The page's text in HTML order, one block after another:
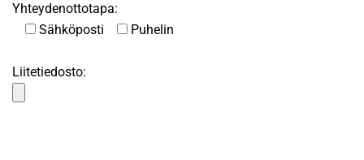
Yhteydenottotapa:
Sähköposti
Puhelin
Liitetiedosto: